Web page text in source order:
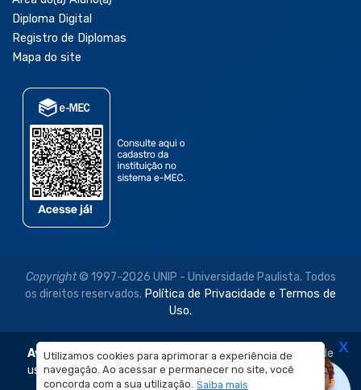
Utilizamos cookies para aprimorar a experiência de
navegação. Ao acessar e permanecer no site, você
concorda com a sua utilização. Saiba mais
Diploma Digital
Registro de Diplomas
Mapa do site
Copyright© 1997-2026 UNIP - Universidade Paulista. Todos
os direitos reservados. Política de Privacidade e Termos de
Uso.
Aviso Legal: As imagens disponibilizadas neste site são de
uso exclusivo institucional do Sistema de Ensino Objetivo e
X